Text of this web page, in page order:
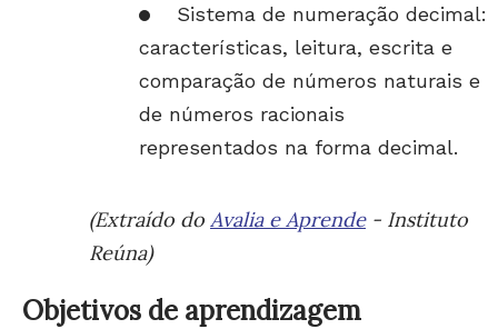
Sistema de numeração decimal:
características, leitura, escrita e
comparação de números naturais e
de números racionais
representados na forma decimal.
(Extraído do Avalia e Aprende- Instituto
Reúna)
Objetivos de aprendizagem